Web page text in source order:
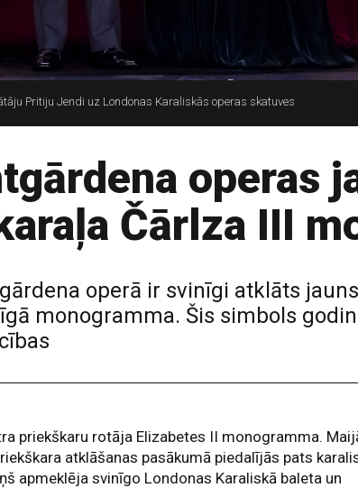
Pritiju Jendi uz Londonas Karaliskās operas skatuves
operas
Čārlza III
operā ir svinīgi atklāts
monogramma. Šis simbols
priekškaru rotāja Elizabetes II monogramma.
atklāšanas pasākumā piedalījās pats
apmeklēja svinīgo Londonas Karaliskā baleta un